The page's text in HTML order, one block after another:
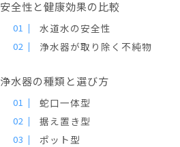
安全性と健康効果の比較
水道水の安全性
浄水器が取り除く不純物
浄水器の種類と選び方
蛇口一体型
据え置き型
ポット型